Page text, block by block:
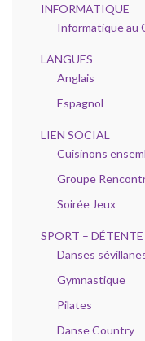
INFORMATIQUE
Informatique au
LANGUES
Anglais
Espagnol
LIEN SOCIAL
Cuisinons
Groupe
Soirée Jeux
SPORT – DÉTENTE
Danses
Gymnastique
Pilates
Danse Country